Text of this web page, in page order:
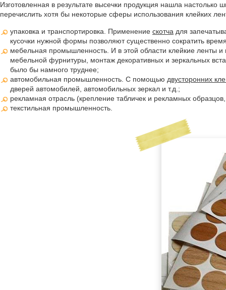
Изготовленная в результате высечки продукция нашла
перечислить хотя бы некоторые сферы использования клейких
упаковка и транспортировка. Применение скотча для
кусочки нужной формы позволяют существенно сократить
мебельная промышленность. И в этой области клейкие ленты
мебельной фурнитуры, монтаж декоративных и зеркальных
было бы намного труднее;
автомобильная промышленность. С помощью двусторонних
дверей автомобилей, автомобильных зеркал и т.д.;
рекламная отрасль (крепление табличек и рекламных
текстильная промышленность.